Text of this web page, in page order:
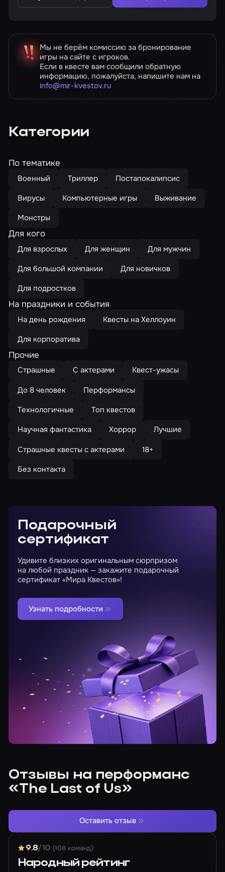
Мы не берём комиссию за бронирование
игры на сайте с игроков.
Если в квесте вам сообщили обратную
информацию, пожалуйста, напишите нам на
info@mir-kvestov.ru
Категории
По тематике
Военный Триллер
Постапокалипсис
Вирусы
Компьютерные игры
Выживание
Монстры
Для кого
Для взрослых Для женщин
Для мужчин
Для большой компании
Для новичков
Для подростков
На праздники и события
На день рождения
Квесты на Хеллоуин
Для корпоратива
Прочие
Страшные С актерами
Квест-ужасы
До 8 человек
Перформансы
Технологичные
Топ квестов
Научная фантастика
Хоррор
Лучшие
Страшные квесты с актерами
18+
Без контакта
Подарочный
сертификат
Удивите близких оригинальным сюрпризом
на любой праздник — закажите подарочный
сертификат «Мира Квестов»!
Узнать подробности
Отзывы на перформанс
«The Last of Us»
9.8/10 (108 команд)
Народный рейтинг
Оставить отзыв